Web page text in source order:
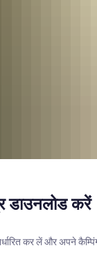
डाउनलोड करें
कर लें और अपने